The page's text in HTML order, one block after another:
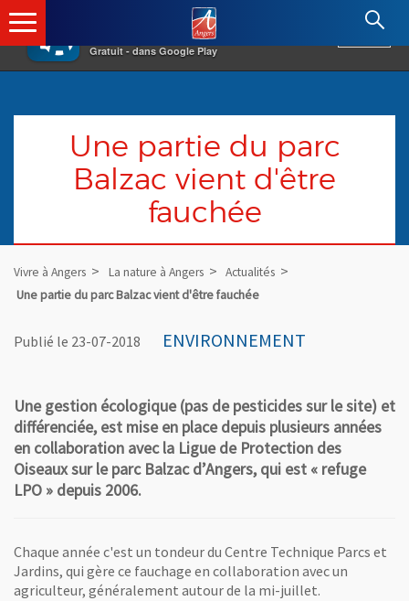
×
Gratuit - dans Google Play
Angers.fr : Retour à l'accueil
Une partie du parc
Balzac vient d'être
fauchée
Vivre à Angers La nature à Angers
Actualités
Une partie du parc Balzac vient d'être fauchée
Publié le 23-07-2018 ENVIRONNEMENT
Une gestion écologique (pas de pesticides sur le site) et
différenciée, est mise en place depuis plusieurs années
en collaboration avec la Ligue de Protection des
Oiseaux sur le parc Balzac d’Angers, qui est « refuge
LPO » depuis 2006.
Chaque année c'est un tondeur du Centre Technique Parcs et
Jardins, qui gère ce fauchage en collaboration avec un
agriculteur, généralement autour de la mi-juillet.